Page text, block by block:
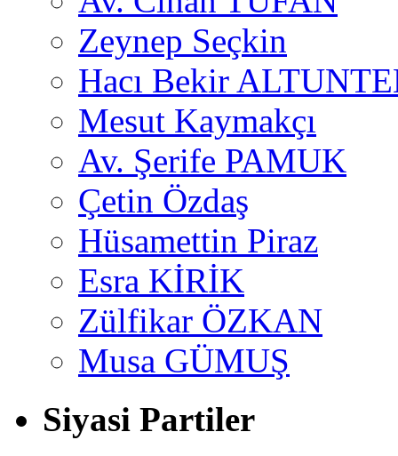
Zeynep Seçkin
Hacı Bekir
Mesut Kaymakçı
Av. Şerife PAMUK
Çetin Özdaş
Hüsamettin Piraz
Esra KİRİK
Zülfikar ÖZKAN
Musa GÜMUŞ
Siyasi Partiler